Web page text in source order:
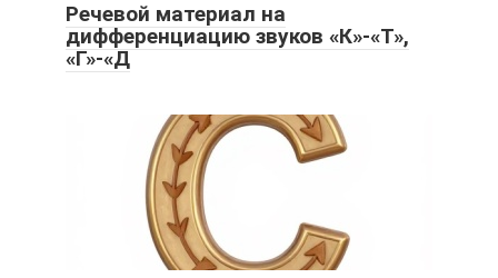
Речевой материал на
дифференциацию звуков «К»-«Т»,
«Г»-«Д